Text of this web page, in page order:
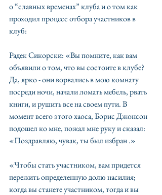
о “славных временах” клуба и о том как
проходил процесс отбора участников в
клуб:
Радек Сикорски: «Вы помните, как вам
объявили о том, что вы состоите в клубе?
Да, ярко - они ворвались в мою комнату
посреди ночи, начали ломать мебель, рвать
книги, и рушить все на своем пути. В
момент всего этого хаоса, Борис Джонсон
подошел ко мне, пожал мне руку и сказал:
«Поздравляю, чувак, ты был избран .»
«Чтобы стать участником, вам придется
пережить определенную долю насилия;
когда вы станете участником, тогда и вы